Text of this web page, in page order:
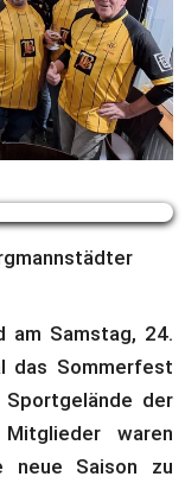
am Samstag, 24.
das Sommerfest
Sportgelände der
waren
neue Saison zu